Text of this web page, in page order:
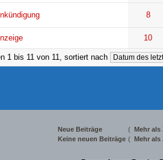
8
10
1 bis 11 von 11, sortiert nach
Neue Beiträge ( Mehr als
Keine neuen Beiträge ( Mehr als